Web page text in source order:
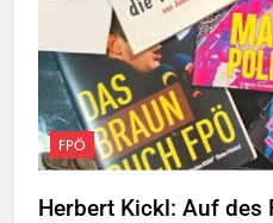
FPÖ
Herbert Kickl: Auf des